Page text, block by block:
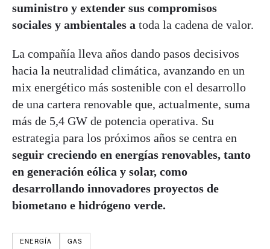
suministro y extender sus compromisos
sociales y ambientales a toda la cadena de valor.
La compañía lleva años dando pasos decisivos
hacia la neutralidad climática, avanzando en un
mix energético más sostenible con el desarrollo
de una cartera renovable que, actualmente, suma
más de 5,4 GW de potencia operativa. Su
estrategia para los próximos años se centra en
seguir creciendo en energías renovables, tanto
en generación eólica y solar, como
desarrollando innovadores proyectos de
biometano e hidrógeno verde.
ENERGÍA GAS